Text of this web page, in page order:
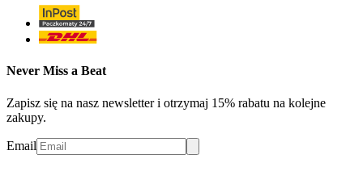
Never Miss a Beat
Zapisz się na nasz newsletter i otrzymaj 15% rabatu na kolejne
zakupy.
Email